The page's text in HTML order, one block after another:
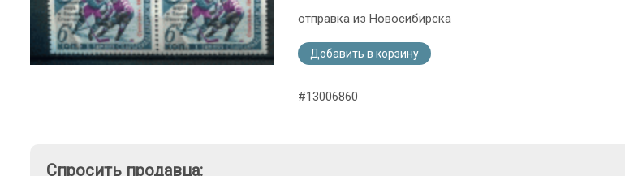
отправка из Новосибирска
Добавить в корзину
#13006860
Спросить продавца: